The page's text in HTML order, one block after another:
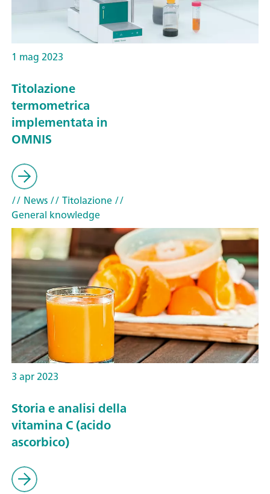
1 mag 2023
Titolazione
termometrica
implementata in
OMNIS
// News// Titolazione//
General knowledge
3 apr 2023
Storia e analisi della
vitamina C (acido
ascorbico)